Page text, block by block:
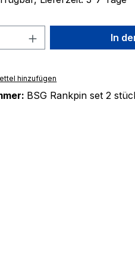
Anzahl: Gib den
In
hinzufügen
BSG Rankpin set 2